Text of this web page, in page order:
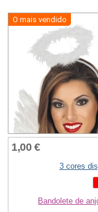
O mais vendido
1,00 €
3 cores
Bandolete de